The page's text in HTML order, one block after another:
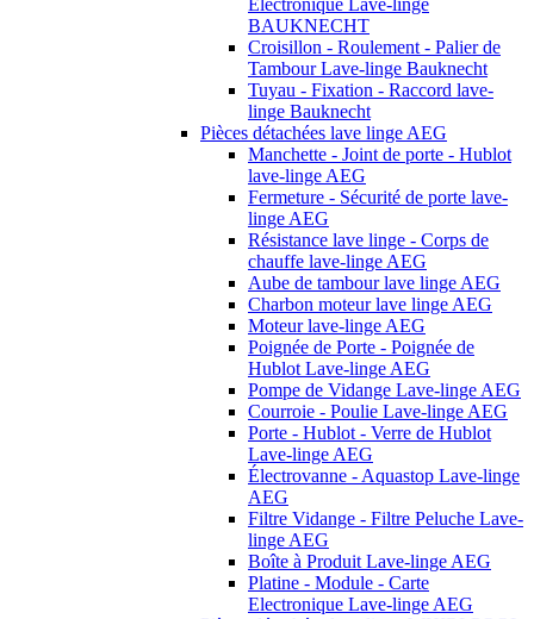
BAUKNECHT
Croisillon - Roulement - Palier de
Tambour Lave-linge Bauknecht
Tuyau - Fixation - Raccord lave-
linge Bauknecht
Pièces détachées lave linge AEG
Manchette - Joint de porte - Hublot
lave-linge AEG
Fermeture - Sécurité de porte lave-
linge AEG
Résistance lave linge - Corps de
chauffe lave-linge AEG
Aube de tambour lave linge AEG
Charbon moteur lave linge AEG
Moteur lave-linge AEG
Poignée de Porte - Poignée de
Hublot Lave-linge AEG
Pompe de Vidange Lave-linge AEG
Courroie - Poulie Lave-linge AEG
Porte - Hublot - Verre de Hublot
Lave-linge AEG
Électrovanne - Aquastop Lave-linge
AEG
Filtre Vidange - Filtre Peluche Lave-
linge AEG
Boîte à Produit Lave-linge AEG
Platine - Module - Carte
Electronique Lave-linge AEG